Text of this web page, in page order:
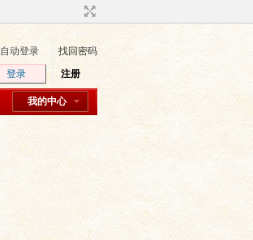
自动登录
找回密码
登录 注册
我的中心